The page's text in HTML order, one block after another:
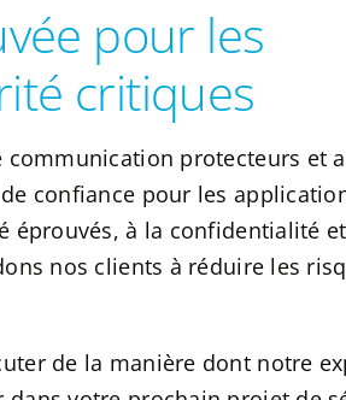
pour les
critiques
protecteurs et
confiance pour les
éprouvés, à la confidentialité
nos clients à réduire les
de la manière dont notre